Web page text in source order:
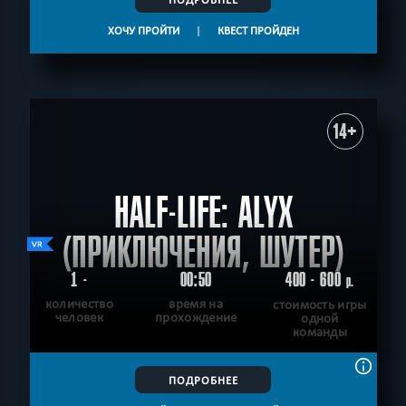
ХОЧУ ПРОЙТИ | КВЕСТ ПРОЙДЕН
14+
HALF-LIFE: ALYX
(ПРИКЛЮЧЕНИЯ, ШУТЕР)
1 -
количество
человек
00:50
время на
прохождение
400 - 600 р.
стоимость игры
одной
команды
ПОДРОБНЕЕ